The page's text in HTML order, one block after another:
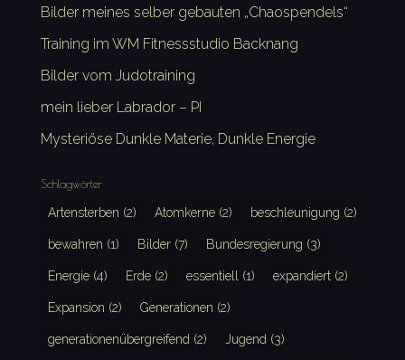
Bilder meines selber gebauten „Chaospendels“
Training im WM Fitnessstudio Backnang
Bilder vom Judotraining
mein lieber Labrador – PI
Mysteriöse Dunkle Materie, Dunkle Energie
Schlagwörter
Artensterben (2) Atomkerne(2) beschleunigung (2)
bewahren (1) Bilder(7) Bundesregierung (3)
Energie(4) Erde(2) essentiell (1) expandiert(2)
Expansion (2) Generationen (2)
generationenübergreifend (2) Jugend (3)